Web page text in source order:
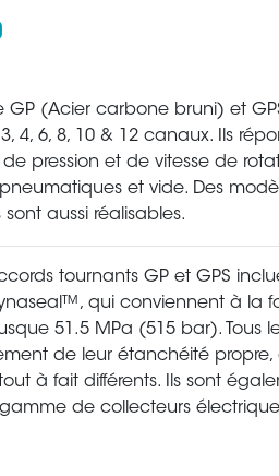
GP (Acier carbone bruni) et
3, 4, 6, 8, 10 & 12 canaux. Ils
pression et de vitesse de
et vide. Des
sont aussi réalisables.
tournants GP et GPS
qui conviennent à la
51.5 MPa (515 bar). Tous
de leur étanchéité propre,
à fait différents. Ils sont
de collecteurs